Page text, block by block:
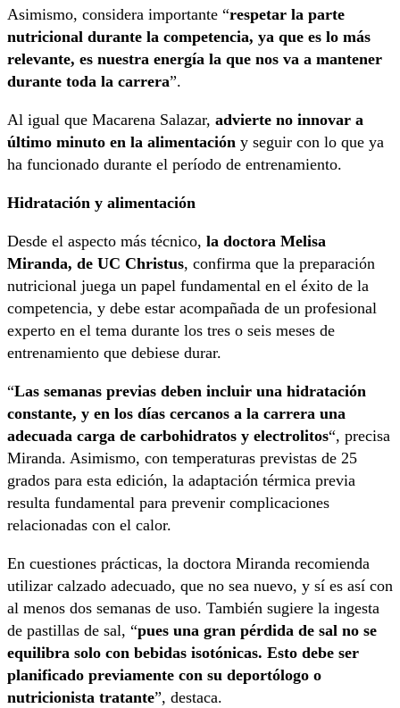
Asimismo, considera importante “respetar la parte
nutricional durante la competencia, ya que es lo más
relevante, es nuestra energía la que nos va a mantener
durante toda la carrera”.
Al igual que Macarena Salazar, advierte no innovar a
último minuto en la alimentación y seguir con lo que ya
ha funcionado durante el período de entrenamiento.
Hidratación y alimentación
Desde el aspecto más técnico, la doctora Melisa
Miranda, de UC Christus, confirma que la preparación
nutricional juega un papel fundamental en el éxito de la
competencia, y debe estar acompañada de un profesional
experto en el tema durante los tres o seis meses de
entrenamiento que debiese durar.
“Las semanas previas deben incluir una hidratación
constante, y en los días cercanos a la carrera una
adecuada carga de carbohidratos y electrolitos“, precisa
Miranda. Asimismo, con temperaturas previstas de 25
grados para esta edición, la adaptación térmica previa
resulta fundamental para prevenir complicaciones
relacionadas con el calor.
En cuestiones prácticas, la doctora Miranda recomienda
utilizar calzado adecuado, que no sea nuevo, y sí es así con
al menos dos semanas de uso. También sugiere la ingesta
de pastillas de sal, “pues una gran pérdida de sal no se
equilibra solo con bebidas isotónicas. Esto debe ser
planificado previamente con su deportólogo o
nutricionista tratante”, destaca.